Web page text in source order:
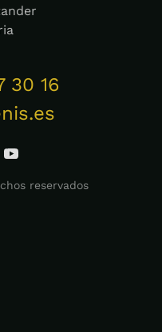
30 16
reservados